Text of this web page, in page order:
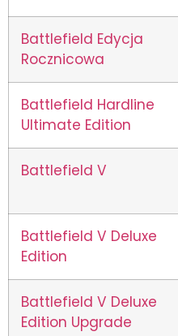
Battlefield Edycja
Rocznicowa
Battlefield Hardline
Ultimate Edition
Battlefield V
Battlefield V Deluxe
Edition
Battlefield V Deluxe
Edition Upgrade